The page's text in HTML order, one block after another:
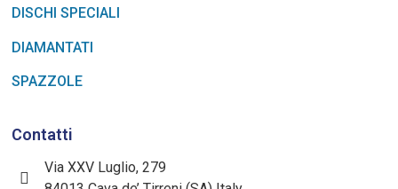
DISCHI SPECIALI
DIAMANTATI
SPAZZOLE
Contatti
Via XXV Luglio, 279